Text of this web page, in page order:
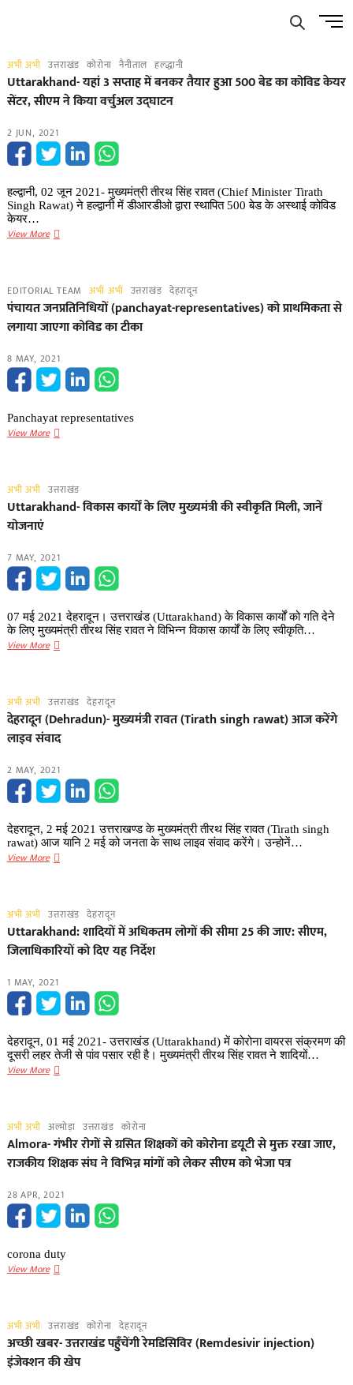
Menu
अभी अभी उत्तराखंड कोरोना नैनीताल हल्द्धानी
Uttarakhand- यहां 3 सप्ताह में बनकर तैयार हुआ 500 बेड का कोविड केयर
सेंटर, सीएम ने किया वर्चुअल उद्घाटन
2 JUN, 2021
हल्द्वानी, 02 जून 2021- मुख्यमंत्री तीरथ सिंह रावत (Chief Minister Tirath
Singh Rawat) ने हल्द्वानी में डीआरडीओ द्वारा स्थापित 500 बेड के अस्थाई कोविड
केयर…
View MoreUttarakhand-
में
बनकर
तैयार
500
बेड
का
केयर
सेंटर,
किया
वर्चुअल
EDITORIAL TEAM अभी अभी उत्तराखंड देहरादून
पंचायत जनप्रतिनिधियों (panchayat-representatives) को प्राथमिकता से
लगाया जाएगा कोविड का टीका
8 MAY, 2021
Panchayat representatives
View Moreपंचायत
को
प्राथमिकता
जाएगा
कोविड
का
अभी अभी उत्तराखंड
Uttarakhand- विकास कार्यों के लिए मुख्यमंत्री की स्वीकृति मिली, जानें
योजनाएं
7 MAY, 2021
07 मई 2021 देहरादून। उत्तराखंड (Uttarakhand) के विकास कार्यों को गति देने
के लिए मुख्यमंत्री तीरथ सिंह रावत ने विभिन्न विकास कार्यों के लिए स्वीकृति…
View MoreUttarakhand-
लिए
मुख्यमंत्री
की
मिली,
जानें
योजनाएं
अभी अभी उत्तराखंड देहरादून
देहरादून (Dehradun)- मुख्यमंत्री रावत (Tirath singh rawat) आज करेंगे
लाइव संवाद
2 MAY, 2021
देहरादून, 2 मई 2021 उत्तराखण्ड के मुख्यमंत्री तीरथ सिंह रावत (Tirath singh
rawat) आज यानि 2 मई को जनता के साथ लाइव संवाद करेंगे। उन्होनें…
View Moreदेहरादून
(Tirath
singh
rawat)
करेंगे
लाइव
संवाद
अभी अभी उत्तराखंड देहरादून
Uttarakhand: शादियों में अधिकतम लोगों की सीमा 25 की जाए: सीएम,
जिलाधिकारियों को दिए यह निर्देश
1 MAY, 2021
देहरादून, 01 मई 2021- उत्तराखंड (Uttarakhand) में कोरोना वायरस संक्रमण की
दूसरी लहर तेजी से पांव पसार रही है। मुख्यमंत्री तीरथ सिंह रावत ने शादियों…
View MoreUttarakhand:
लोगों
की
सीमा
की
जाए:
सीएम,
को
दिए
अभी अभी अल्मोड़ा उत्तराखंड कोरोना
Almora- गंभीर रोगों से ग्रसित शिक्षकों को कोरोना डयूटी से मुक्त रखा जाए,
राजकीय शिक्षक संघ ने विभिन्न मांगों को लेकर सीएम को भेजा पत्र
28 APR, 2021
corona duty
View MoreAlmora-
ग्रसित
शिक्षकों
को
अभी अभी उत्तराखंड कोरोना देहरादून
अच्छी खबर- उत्तराखंड पहुँचेंगी रेमडिसिविर (Remdesivir injection)
इंजेक्शन की खेप